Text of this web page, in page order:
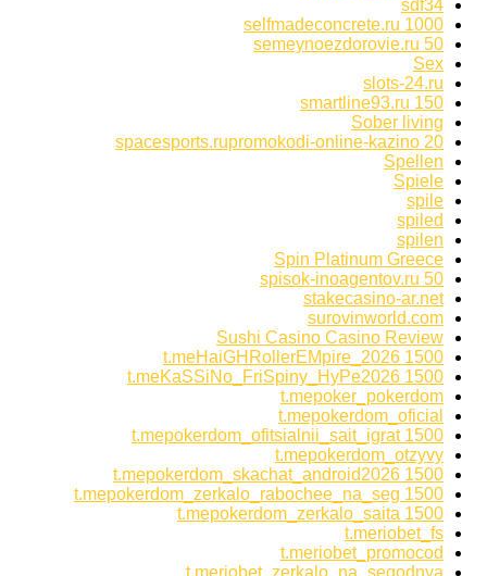
sdf34
selfmadeconcrete.ru 1000
semeynoezdorovie.ru 50
Sex
slots-24.ru
smartline93.ru 150
Sober living
spacesports.rupromokodi-online-kazino 20
Spellen
Spiele
spile
spiled
spilen
Spin Platinum Greece
spisok-inoagentov.ru 50
stakecasino-ar.net
surovinworld.com
Sushi Casino Casino Review
t.meHaiGHRollerEMpire_2026 1500
t.meKaSSiNo_FriSpiny_HyPe2026 1500
t.mepoker_pokerdom
t.mepokerdom_oficial
t.mepokerdom_ofitsialnii_sait_igrat 1500
t.mepokerdom_otzyvy
t.mepokerdom_skachat_android2026 1500
t.mepokerdom_zerkalo_rabochee_na_seg 1500
t.mepokerdom_zerkalo_saita 1500
t.meriobet_fs
t.meriobet_promocod
t.meriobet_zerkalo_na_segodnya